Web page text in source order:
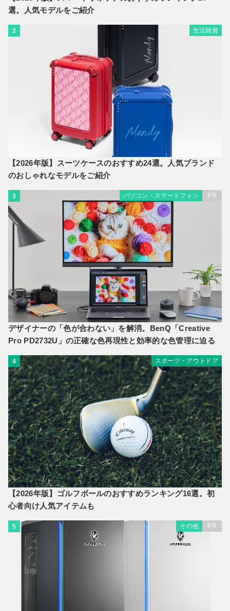
選。人気モデルをご紹介
2 生活雑貨
【2026年版】スーツケースのおすすめ24選。人気ブランド
のおしゃれなモデルをご紹介
3 パソコン・スマートフォン PR
デザイナーの「色が合わない」を解消。BenQ「Creative
Pro PD2732U」の正確な色再現性と効率的な色管理に迫る
4 スポーツ・アウトドア
【2026年版】ゴルフボールのおすすめランキング16選。初
心者向け人気アイテムも
5 その他 PR